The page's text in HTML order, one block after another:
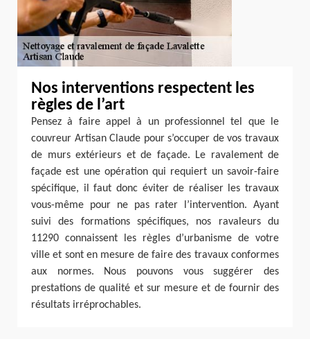
Nos interventions respectent les
règles de l’art
Pensez à faire appel à un professionnel tel que le
couvreur Artisan Claude pour s’occuper de vos travaux
de murs extérieurs et de façade. Le ravalement de
façade est une opération qui requiert un savoir-faire
spécifique, il faut donc éviter de réaliser les travaux
vous-même pour ne pas rater l’intervention. Ayant
suivi des formations spécifiques, nos ravaleurs du
11290 connaissent les règles d’urbanisme de votre
ville et sont en mesure de faire des travaux conformes
aux normes. Nous pouvons vous suggérer des
prestations de qualité et sur mesure et de fournir des
résultats irréprochables.